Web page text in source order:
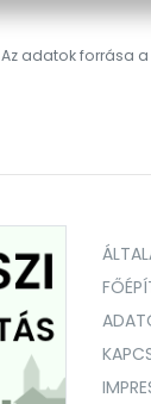
Az adatok forrása a